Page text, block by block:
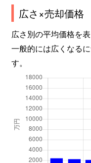
広さ×売却価格
広さ別の平均価格を
一般的には広くなる
す。